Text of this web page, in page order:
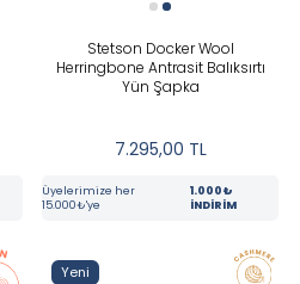
Stetson Docker Wool
Herringbone Antrasit Balıksırtı
Yün Şapka
7.295,00 TL
Üyelerimize her
15.000₺'ye
1.000₺
İNDİRİM
Yeni